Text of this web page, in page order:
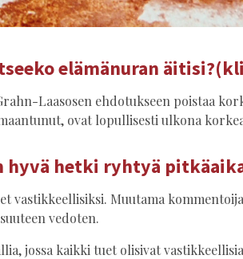
elämänuran
Laasosen ehdotukseen poistaa
ovat lopullisesti ulkona
hyvä hetki ryhtyä
vastikkeellisiksi. Muutama
vedoten.
jossa kaikki tuet olisivat